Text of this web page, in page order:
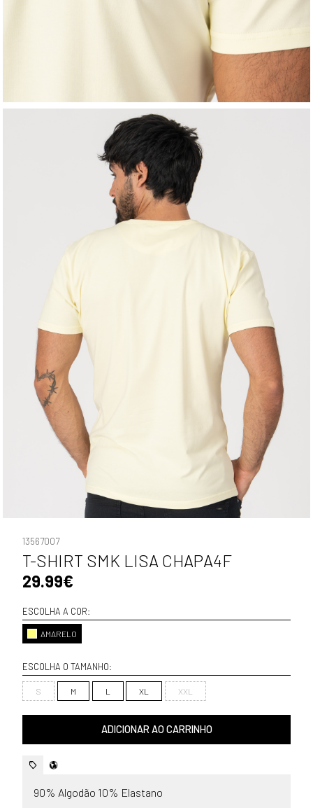
13567007
T-SHIRT SMK LISA CHAPA4F
29.99€
ESCOLHA A COR:
AMARELO
ESCOLHA O TAMANHO:
S M L XL XXL
ADICIONAR AO CARRINHO
90% Algodão 10% Elastano